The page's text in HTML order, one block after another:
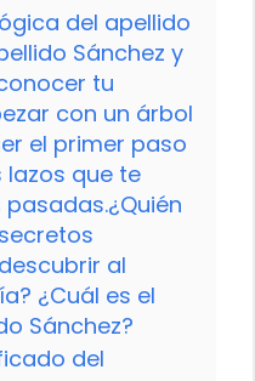
del apellido
Sánchez y
tu
con un árbol
el primer paso
que te
al
¿Cuál es el
Sánchez?
del